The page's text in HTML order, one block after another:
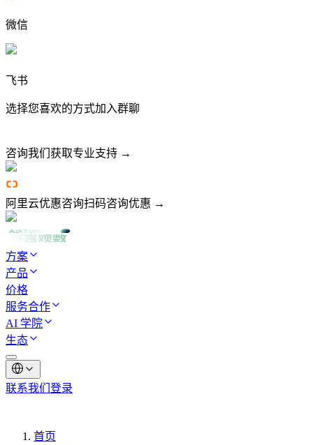
微信
飞书
选择您喜欢的方式加入群聊
咨询我们 获取专业支持 →
阿里云优惠咨询扫码咨询优惠 →
方案
产品
价格
服务合作
AI 学院
生态
联系我们 登录
首页